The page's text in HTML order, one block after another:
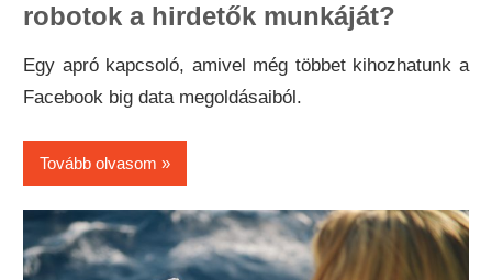
robotok a hirdetők munkáját?
Egy apró kapcsoló, amivel még többet kihozhatunk a
Facebook big data megoldásaiból.
Tovább olvasom